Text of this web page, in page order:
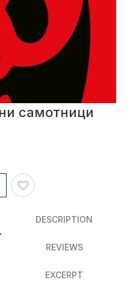
самотници
DESCRIPTION
REVIEWS
EXCERPT